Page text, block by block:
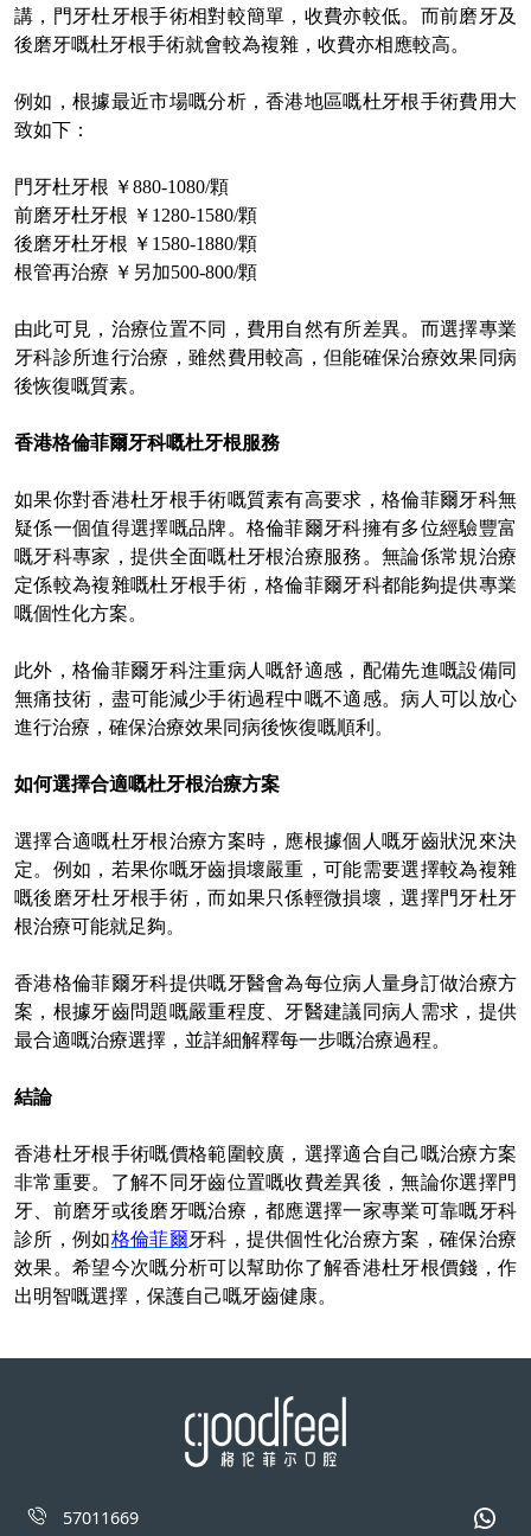
講，門牙杜牙根手術相對較簡單，收費亦較低。而前磨牙及
後磨牙嘅杜牙根手術就會較為複雜，收費亦相應較高。
例如，根據最近市場嘅分析，香港地區嘅杜牙根手術費用大
致如下：
門牙杜牙根 ￥880-1080/顆
前磨牙杜牙根 ￥ 1280-1580/顆
後磨牙杜牙根 ￥ 1580-1880/顆
根管再治療 ￥另加500-800/顆
由此可見，治療位置不同，費用自然有所差異。而選擇專業
牙科診所進行治療，雖然費用較高，但能確保治療效果同病
後恢復嘅質素。
香港格倫菲爾牙科嘅杜牙根服務
如果你對香港杜牙根手術嘅質素有高要求，格倫菲爾牙科無
疑係一個值得選擇嘅品牌。格倫菲爾牙科擁有多位經驗豐富
嘅牙科專家，提供全面嘅杜牙根治療服務。無論係常規治療
定係較為複雜嘅杜牙根手術，格倫菲爾牙科都能夠提供專業
嘅個性化方案。
此外，格倫菲爾牙科注重病人嘅舒適感，配備先進嘅設備同
無痛技術，盡可能減少手術過程中嘅不適感。病人可以放心
進行治療，確保治療效果同病後恢復嘅順利。
如何選擇合適嘅杜牙根治療方案
選擇合適嘅杜牙根治療方案時，應根據個人嘅牙齒狀況來決
定。例如，若果你嘅牙齒損壞嚴重，可能需要選擇較為複雜
嘅後磨牙杜牙根手術，而如果只係輕微損壞，選擇門牙杜牙
根治療可能就足夠。
香港格倫菲爾牙科提供嘅牙醫會為每位病人量身訂做治療方
案，根據牙齒問題嘅嚴重程度、牙醫建議同病人需求，提供
最合適嘅治療選擇，並詳細解釋每一步嘅治療過程。
結論
香港杜牙根手術嘅價格範圍較廣，選擇適合自己嘅治療方案
非常重要。了解不同牙齒位置嘅收費差異後，無論你選擇門
牙、前磨牙或後磨牙嘅治療，都應選擇一家專業可靠嘅牙科
診所，例如格倫菲爾牙科，提供個性化治療方案，確保治療
效果。希望今次嘅分析可以幫助你了解香港杜牙根價錢，作
出明智嘅選擇，保護自己嘅牙齒健康。
57011669